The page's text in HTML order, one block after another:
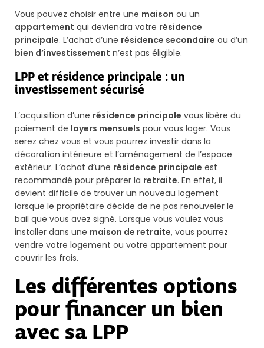
Vous pouvez choisir entre une maison ou un
appartement qui deviendra votre résidence
principale. L’achat d’une résidence secondaire ou d’un
bien d’investissement n’est pas éligible.
LPP et résidence principale : un
investissement sécurisé
L’acquisition d’une résidence principale vous libère du
paiement de loyers mensuels pour vous loger. Vous
serez chez vous et vous pourrez investir dans la
décoration intérieure et l’aménagement de l’espace
extérieur. L’achat d’une résidence principale est
recommandé pour préparer la retraite. En effet, il
devient difficile de trouver un nouveau logement
lorsque le propriétaire décide de ne pas renouveler le
bail que vous avez signé. Lorsque vous voulez vous
installer dans une maison de retraite, vous pourrez
vendre votre logement ou votre appartement pour
couvrir les frais.
Les différentes options
pour financer un bien
avec sa LPP